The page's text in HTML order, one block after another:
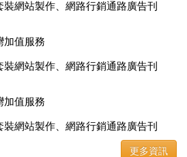
裝網站製作、網路行銷通路廣告刊
行社銷售，全面優惠中....
加值服務
裝網站製作、網路行銷通路廣告刊
行社銷售，全面優惠中....
加值服務
裝網站製作、網路行銷通路廣告刊
旅行社銷售，全面優惠中....
更多資訊